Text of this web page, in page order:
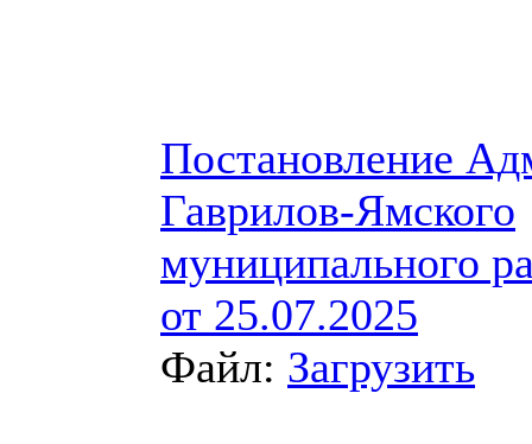
Постановление
Гаврилов-Ямского
муниципального
от 25.07.2025
Файл: Загрузить